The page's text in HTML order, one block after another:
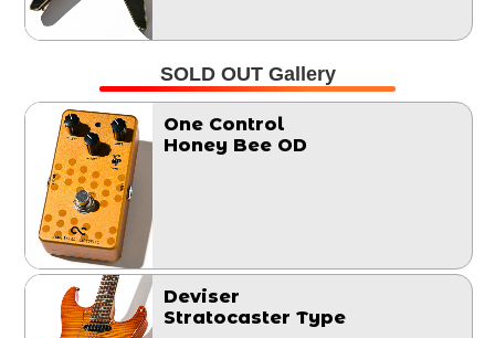
SOLD OUT Gallery
One Control
Honey Bee OD
Deviser
Stratocaster Type